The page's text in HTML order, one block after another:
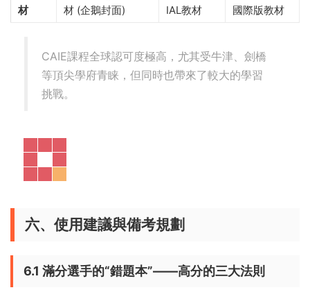
材
材 (企鵝封面)
IAL教材
國際版教材
CAIE課程全球認可度極高，尤其受牛津、劍橋
等頂尖學府青睐，但同時也帶來了較大的學習
挑戰。
六、使用建議與備考規劃
6.1 滿分選手的“錯題本”——高分的三大法則